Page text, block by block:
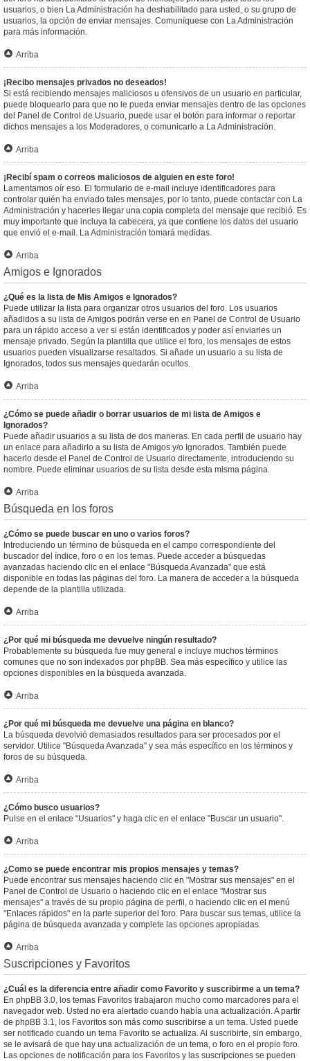
usuarios, o bien La Administración ha deshabilitado para usted, o su grupo de
usuarios, la opción de enviar mensajes. Comuníquese con La Administración
para más información.
Arriba
¡Recibo mensajes privados no deseados!
Si está recibiendo mensajes maliciosos u ofensivos de un usuario en particular,
puede bloquearlo para que no le pueda enviar mensajes dentro de las opciones
del Panel de Control de Usuario, puede usar el botón para informar o reportar
dichos mensajes a los Moderadores, o comunicarlo a La Administración.
Arriba
¡Recibí spam o correos maliciosos de alguien en este foro!
Lamentamos oír eso. El formulario de e-mail incluye identificadores para
controlar quién ha enviado tales mensajes, por lo tanto, puede contactar con La
Administración y hacerles llegar una copia completa del mensaje que recibió. Es
muy importante que incluya la cabecera, ya que contiene los datos del usuario
que envió el e-mail. La Administración tomará medidas.
Arriba
Amigos e Ignorados
¿Qué es la lista de Mis Amigos e Ignorados?
Puede utilizar la lista para organizar otros usuarios del foro. Los usuarios
añadidos a su lista de Amigos podrán verse en en Panel de Control de Usuario
para un rápido acceso a ver si están identificados y poder así enviarles un
mensaje privado. Según la plantilla que utilice el foro, los mensajes de estos
usuarios pueden visualizarse resaltados. Si añade un usuario a su lista de
Ignorados, todos sus mensajes quedarán ocultos.
Arriba
¿Cómo se puede añadir o borrar usuarios de mi lista de Amigos e
Ignorados?
Puede añadir usuarios a su lista de dos maneras. En cada perfil de usuario hay
un enlace para añadirlo a su lista de Amigos y/o Ignorados. También puede
hacerlo desde el Panel de Control de Usuario directamente, introduciendo su
nombre. Puede eliminar usuarios de su lista desde esta misma página.
Arriba
Búsqueda en los foros
¿Cómo se puede buscar en uno o varios foros?
Introduciendo un término de búsqueda en el campo correspondiente del
buscador del índice, foro o en los temas. Puede acceder a búsquedas
avanzadas haciendo clic en el enlace "Búsqueda Avanzada" que está
disponible en todas las páginas del foro. La manera de acceder a la búsqueda
depende de la plantilla utilizada.
Arriba
¿Por qué mi búsqueda me devuelve ningún resultado?
Probablemente su búsqueda fue muy general e incluye muchos términos
comunes que no son indexados por phpBB. Sea más específico y utilice las
opciones disponibles en la búsqueda avanzada.
Arriba
¿Por qué mi búsqueda me devuelve una página en blanco?
La búsqueda devolvió demasiados resultados para ser procesados por el
servidor. Utilice "Búsqueda Avanzada" y sea más específico en los términos y
foros de su búsqueda.
Arriba
¿Cómo busco usuarios?
Pulse en el enlace "Usuarios" y haga clic en el enlace "Buscar un usuario".
Arriba
¿Como se puede encontrar mis propios mensajes y temas?
Puede encontrar sus mensajes haciendo clic en "Mostrar sus mensajes" en el
Panel de Control de Usuario o haciendo clic en el enlace "Mostrar sus
mensajes" a través de su propio página de perfil, o haciendo clic en el menú
"Enlaces rápidos" en la parte superior del foro. Para buscar sus temas, utilice la
página de búsqueda avanzada y complete las opciones apropiadas.
Arriba
Suscripciones y Favoritos
¿Cuál es la diferencia entre añadir como Favorito y suscribirme a un tema?
En phpBB 3.0, los temas Favoritos trabajaron mucho como marcadores para el
navegador web. Usted no era alertado cuando había una actualización. A partir
de phpBB 3.1, los Favoritos son más como suscribirse a un tema. Usted puede
ser notificado cuando un tema Favorito se actualiza. Al suscribirte, sin embargo,
se le avisará de que hay una actualización de un tema, o foro en el propio foro.
Las opciones de notificación para los Favoritos y las suscripciones se pueden